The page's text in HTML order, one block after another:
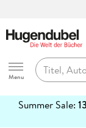
Hugendubel
Menu
Summer Sale: